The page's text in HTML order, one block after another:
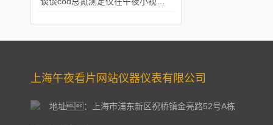
上海午夜看片网站仪器仪表有限公司
地址：上海市浦东新区祝桥镇金亮路52号A栋